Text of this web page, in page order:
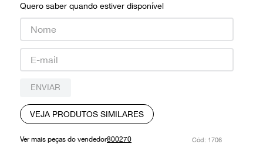
Quero saber quando estiver disponível
ENVIAR
VEJA PRODUTOS SIMILARES
Ver mais peças do vendedor800270 : 1706
valentino
burberry
prada
louis vuitton